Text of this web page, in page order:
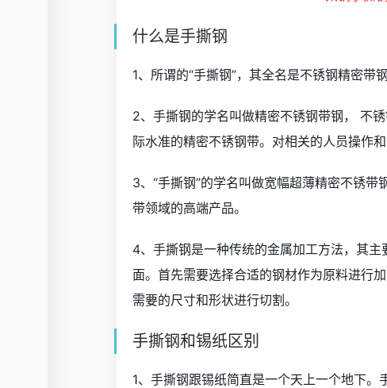
什么是手撕钢
1、所谓的“手撕钢”，其全名是不锈钢精密带
2、手撕钢的学名叫做精密不锈钢带钢， 不
际水准的精密不锈钢带。对相关的人员操作
3、“手撕钢”的学名叫做宽幅超薄精密不锈
带领域的高端产品。
4、手撕钢是一种传统的金属加工方法，其
面。首先需要选择合适的钢材作为原料进行
需要的尺寸和形状进行切割。
手撕钢和锡纸区别
1、手撕钢跟锡纸简直是一个天上一个地下